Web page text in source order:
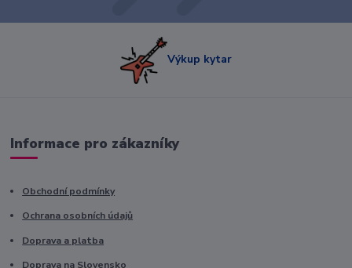
Výkup kytar
Informace pro zákazníky
Obchodní podmínky
Ochrana osobních údajů
Doprava a platba
Doprava na Slovensko